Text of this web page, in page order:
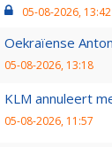
05-08-2026, 13:42
Oekraïense
05-08-2026, 13:18
KLM annuleert
05-08-2026, 11:57